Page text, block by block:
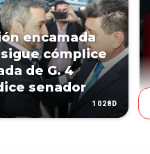
encamada
cómplice
de G. 4
senador
1028D